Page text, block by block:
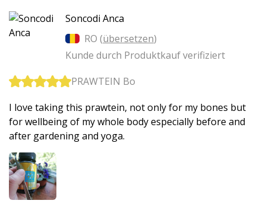
Soncodi Anca
RO (übersetzen)
Kunde durch Produktkauf verifiziert
PRAWTEIN Bo
I love taking this prawtein, not only for my bones but
for wellbeing of my whole body especially before and
after gardening and yoga.